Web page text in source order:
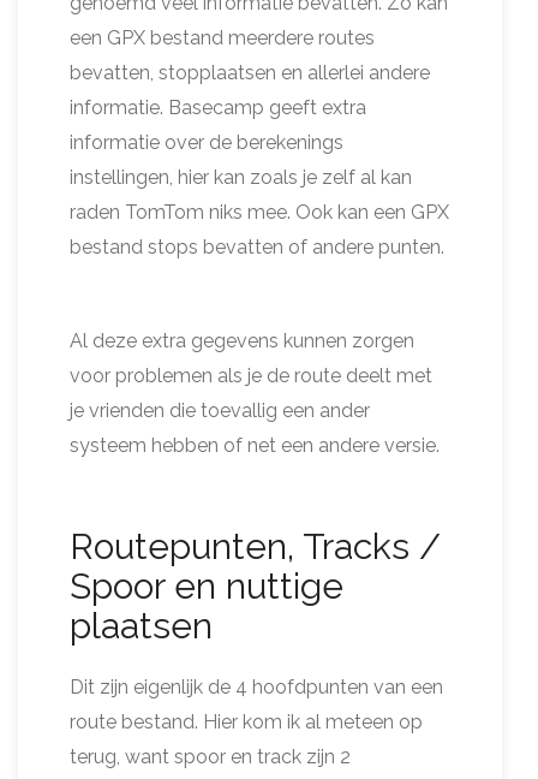
een GPX bestand meerdere routes
bevatten, stopplaatsen en allerlei andere
informatie. Basecamp geeft extra
informatie over de berekenings
instellingen, hier kan zoals je zelf al kan
raden TomTom niks mee. Ook kan een GPX
bestand stops bevatten of andere punten.
Al deze extra gegevens kunnen zorgen
voor problemen als je de route deelt met
je vrienden die toevallig een ander
systeem hebben of net een andere versie.
Routepunten, Tracks /
Spoor en nuttige
plaatsen
Dit zijn eigenlijk de 4 hoofdpunten van een
route bestand. Hier kom ik al meteen op
terug, want spoor en track zijn 2